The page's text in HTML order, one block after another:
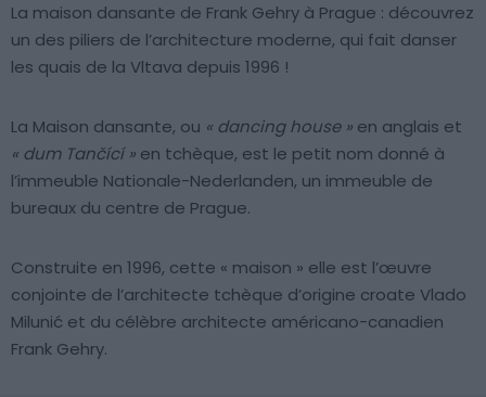
La maison dansante de Frank Gehry à Prague : découvrez
un des piliers de l’architecture moderne, qui fait danser
les quais de la Vltava depuis 1996 !
La Maison dansante, ou « dancing house » en anglais et
« dum Tančící » en tchèque, est le petit nom donné à
l’immeuble Nationale-Nederlanden, un immeuble de
bureaux du centre de Prague.
Construite en 1996, cette « maison » elle est l’œuvre
conjointe de l’architecte tchèque d’origine croate Vlado
Milunić et du célèbre architecte américano-canadien
Frank Gehry.